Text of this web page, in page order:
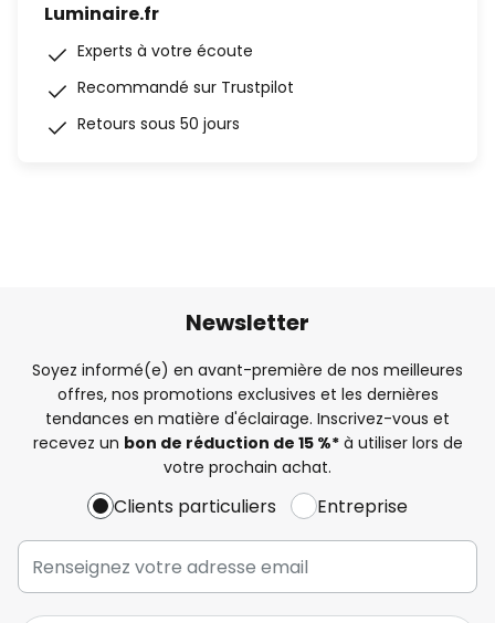
Luminaire.fr
Experts à votre écoute
Recommandé sur Trustpilot
Retours sous 50 jours
Newsletter
Soyez informé(e) en avant-première de nos meilleures
offres, nos promotions exclusives et les dernières
tendances en matière d'éclairage. Inscrivez-vous et
recevez un bon de réduction de 15 %*à utiliser lors de
votre prochain achat.
Clients particuliers Entreprise